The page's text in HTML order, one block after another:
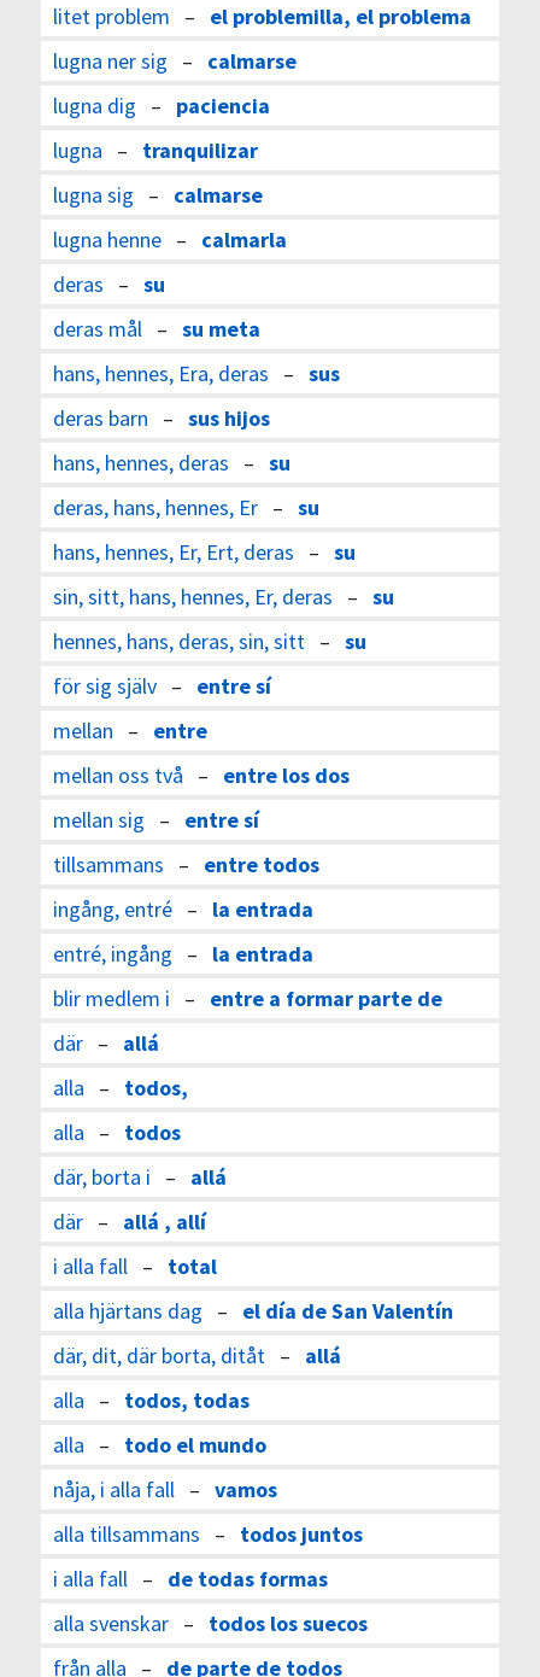
litet problem – el problemilla, el problema
lugna ner sig – calmarse
lugna dig – paciencia
lugna – tranquilizar
lugna sig – calmarse
lugna henne– calmarla
deras – su
deras mål– su meta
hans, hennes, Era, deras – sus
deras barn – sus hijos
hans, hennes, deras – su
deras, hans, hennes, Er– su
hans, hennes, Er, Ert, deras – su
sin, sitt, hans, hennes, Er, deras – su
hennes, hans, deras, sin, sitt– su
för sig själv– entre sí
mellan – entre
mellan oss två – entre los dos
mellan sig – entre sí
tillsammans – entre todos
ingång, entré– la entrada
entré, ingång – la entrada
blir medlem i – entre a formar parte de
där– allá
alla – todos,
alla – todos
där, borta i – allá
där– allá , allí
i alla fall– total
alla hjärtans dag – el día de San Valentín
där, dit, där borta, ditåt– allá
alla – todos, todas
alla – todo el mundo
nåja, i alla fall– vamos
alla tillsammans – todos juntos
i alla fall– de todas formas
alla svenskar– todos los suecos
från alla – de parte de todos